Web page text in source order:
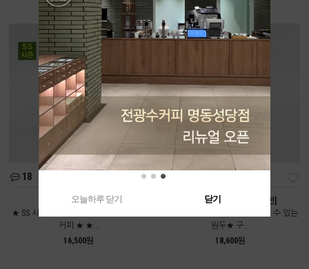
18
여름인가봄 [중배전]
★ SS 시즌에만 만날 수 있는 시즌블렌드
커피 ★ ★...
16,500원
콜롬비아 디카페인 [약배전]
★전광수커피하우스에서도 만날 수 있는
원두★ 구...
18,600원
오늘하루 닫기 닫기